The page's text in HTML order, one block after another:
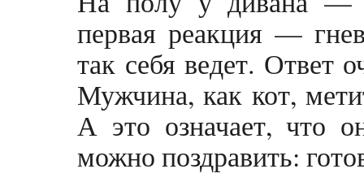
первая реакция —
так себя ведет. Ответ
Мужчина, как кот,
А это означает, что
можно поздравить: